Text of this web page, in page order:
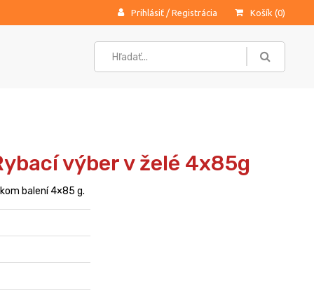
Prihlásiť / Registrácia Košík (0)
výber v želé 4x85g
balení 4×85 g.